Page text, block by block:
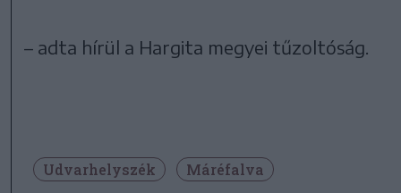
– adta hírül a Hargita megyei tűzoltóság.
Udvarhelyszék Máréfalva